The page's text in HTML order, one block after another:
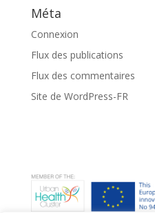
Méta
Connexion
Flux des publications
Flux des commentaires
Site de WordPress-FR